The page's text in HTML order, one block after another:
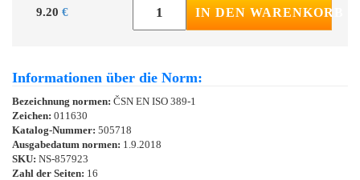
9.20 € IN DEN WARENKORB
Informationen über die Norm:
Bezeichnung normen: ČSN EN ISO 389-1
Zeichen: 011630
Katalog-Nummer: 505718
Ausgabedatum normen: 1.9.2018
SKU: NS-857923
Zahl der Seiten: 16